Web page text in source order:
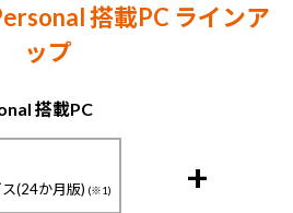
搭載PC ラインア
ップ
搭載PC
(24か月版) (※1) +